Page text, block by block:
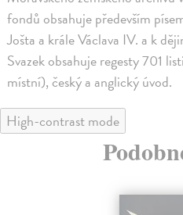
fondů obsahuje především
Jošta a krále Václava IV. a k
Svazek obsahuje regesty 701
místní), český a anglický úvod.
High-contrast mode